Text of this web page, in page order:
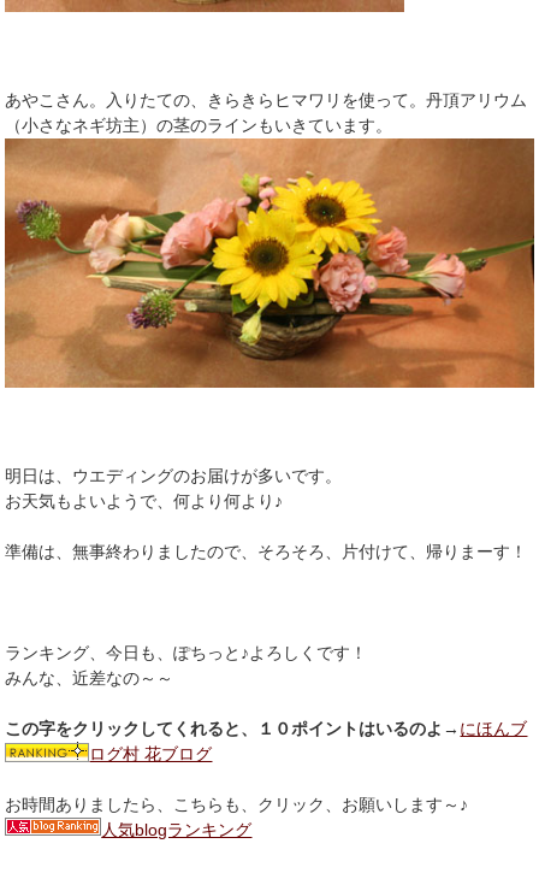
あやこさん。入りたての、きらきらヒマワリを使って。丹頂アリウム
（小さなネギ坊主）の茎のラインもいきています。
明日は、ウエディングのお届けが多いです。
お天気もよいようで、何より何より♪
準備は、無事終わりましたので、そろそろ、片付けて、帰りまーす！
ランキング、今日も、ぽちっと♪よろしくです！
みんな、近差なの～～
この字をクリックしてくれると、１０ポイントはいるのよ → にほんブ
ログ村 花ブログ
お時間ありましたら、こちらも、クリック、お願いします～♪
人気blogランキング